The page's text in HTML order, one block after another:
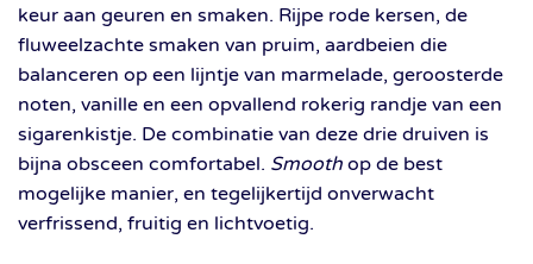
keur aan geuren en smaken. Rijpe rode kersen, de
fluweelzachte smaken van pruim, aardbeien die
balanceren op een lijntje van marmelade, geroosterde
noten, vanille en een opvallend rokerig randje van een
sigarenkistje. De combinatie van deze drie druiven is
bijna obsceen comfortabel. Smooth op de best
mogelijke manier, en tegelijkertijd onverwacht
verfrissend, fruitig en lichtvoetig.